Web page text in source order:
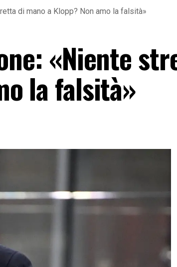
di mano a Klopp? Non amo la falsità»
«Niente
la falsità»